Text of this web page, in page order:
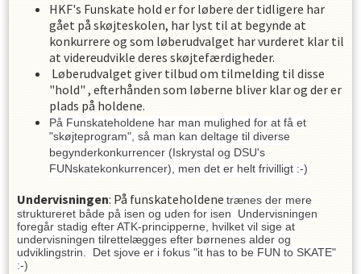
HKF's Funskate hold er for løbere der tidligere har
gået på skøjteskolen, har lyst til at begynde at
konkurrere og som løberudvalget har vurderet klar til
at videreudvikle deres skøjtefærdigheder.
Løberudvalget giver tilbud om tilmelding til disse
"hold" , efterhånden som løberne bliver klar og der er
plads på holdene.
På Funskateholdene har man mulighed for at få et
"skøjteprogram", så man kan deltage til diverse
begynderkonkurrencer (Iskrystal og DSU's
FUNskatekonkurrencer), men det er helt frivilligt :-)
Undervisningen: På funskateholdene trænes der mere
struktureret både på isen og uden for isen Undervisningen
foregår stadig efter ATK-principperne, hvilket vil sige at
undervisningen tilrettelægges efter børnenes alder og
udviklingstrin. Det sjove er i fokus "it has to be FUN to SKATE"
:-)